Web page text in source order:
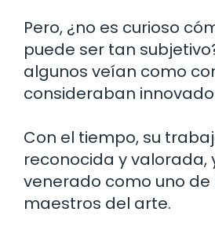
Pero, ¿no es curioso
puede ser tan
algunos veían como
consideraban
Con el tiempo, su
reconocida y valorada,
venerado como uno
maestros del arte.